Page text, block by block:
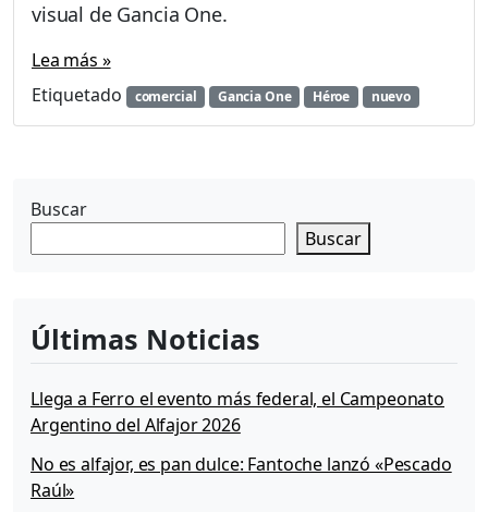
visual de Gancia One.
Lea más »
Etiquetado
comercial Gancia One Héroe nuevo
Buscar
Buscar
Últimas Noticias
Llega a Ferro el evento más federal, el Campeonato
Argentino del Alfajor 2026
No es alfajor, es pan dulce: Fantoche lanzó «Pescado
Raúl»